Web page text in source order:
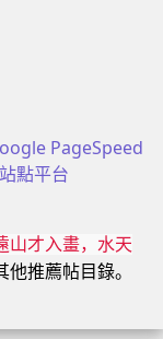
PageSpeed
點平台
山才入畫，水天
他推薦帖目錄。